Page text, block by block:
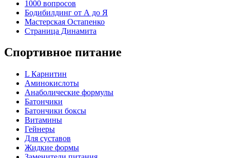
1000 вопросов
Бодибилдинг от А до Я
Мастерская Остапенко
Страница Динамита
Спортивное питание
L Карнитин
Аминокислоты
Анаболические формулы
Батончики
Батончики боксы
Витамины
Гейнеры
Для суставов
Жидкие формы